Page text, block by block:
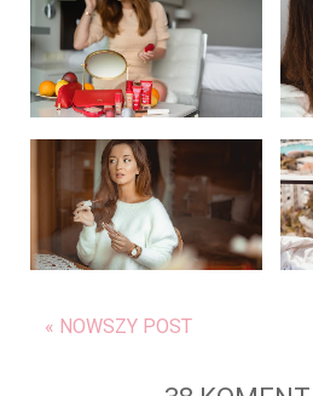
« NOWSZY POST